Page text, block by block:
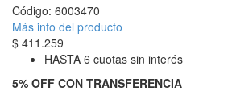
Código: 6003470
Más info del producto
$ 411.259
HASTA 6 cuotas sin interés
5% OFF CON TRANSFERENCIA